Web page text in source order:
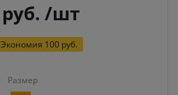
руб. /шт
Экономия 100 руб.
Размер